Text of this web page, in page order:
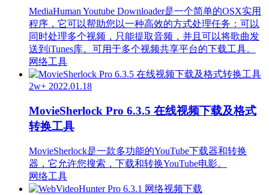
MediaHuman Youtube Downloader是一个简单的OSX实用
程序，它可以帮助您以一种高效的方式处理任务：可以
同时处理多个视频，只能提取音频，并且可以将歌曲发
送到iTunes库。可用于多个视频共享平台的下载工具。
网络工具
2w+ 2022.01.18
MovieSherlock Pro 6.3.5 在线视频下载及格式
转换工具
MovieSherlock是一款多功能的YouTube下载器和转换
器，它允许您搜索，下载和转换YouTube电影。
网络工具